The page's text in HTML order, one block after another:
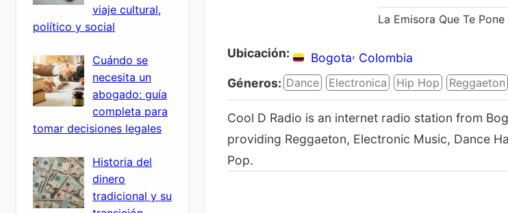
viaje cultural,
político y social
Cuándo se
necesita un
abogado: guía
completa para
tomar decisiones legales
Historia del
dinero
tradicional y su
La Emisora Que Te Pone
Ubicación: Bogota, Colombia
Géneros: Dance Electronica Hip Hop Reggaeton
Cool D Radio is an internet radio station from
providing Reggaeton, Electronic Music, Dance
Pop.